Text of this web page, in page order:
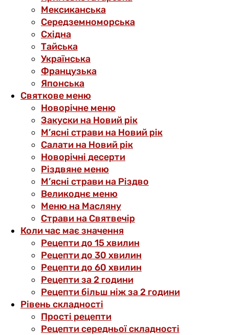
Мексиканська
Середземноморська
Східна
Тайська
Українська
Французька
Японська
Святкове меню
Новорічне меню
Закуски на Новий рік
М’ясні страви на Новий рік
Салати на Новий рік
Новорічні десерти
Різдвяне меню
М’ясні страви на Різдво
Великоднє меню
Меню на Масляну
Страви на Святвечір
Коли час має значення
Рецепти до 15 хвилин
Рецепти до 30 хвилин
Рецепти до 60 хвилин
Рецепти за 2 години
Рецепти більш ніж за 2 години
Рівень складності
Прості рецепти
Рецепти середньої складності